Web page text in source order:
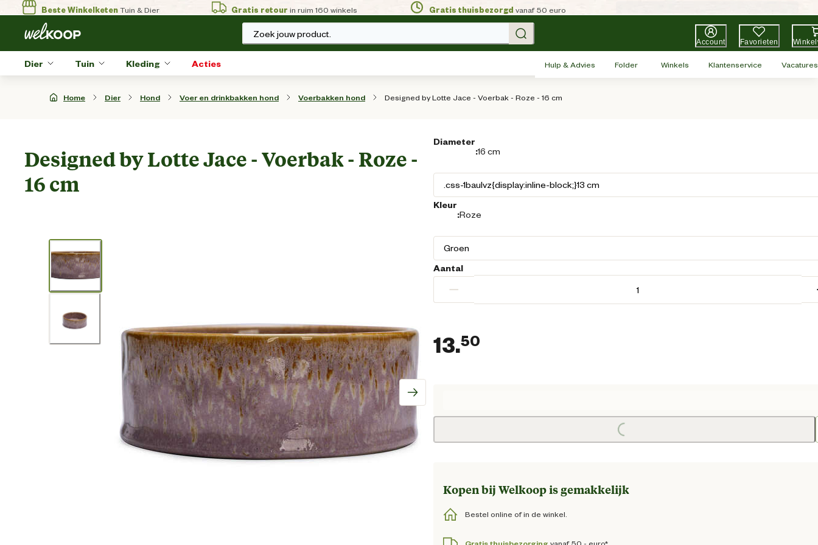
Beste WinkelketenTuin & Dier Gratis retour in ruim 160 winkels Gratis thuisbezorgd vanaf 50 euro
Zoek jouw product.
Account Favorieten
Dier Tuin Kleding Acties Hulp & Advies Folder Winkels Klantenservice Vacatures
Home Dier Hond Voer en drinkbakken hond Voerbakken hond Designed by Lotte Jace - Voerbak - Roze - 16 cm
Designed by Lotte Jace - Voerbak - Roze -
16 cm
Diameter
:16 cm
Kleur
:Roze
Aantal
−
13.50
Loading...
Kopen bij Welkoop is gemakkelijk
Bestel online of in de winkel.